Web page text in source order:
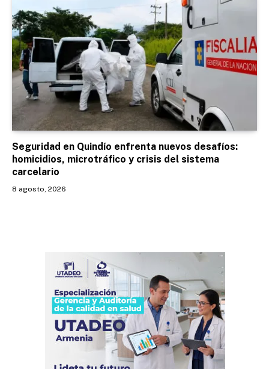
Seguridad en Quindío enfrenta nuevos desafíos:
homicidios, microtráfico y crisis del sistema
carcelario
8 agosto, 2026